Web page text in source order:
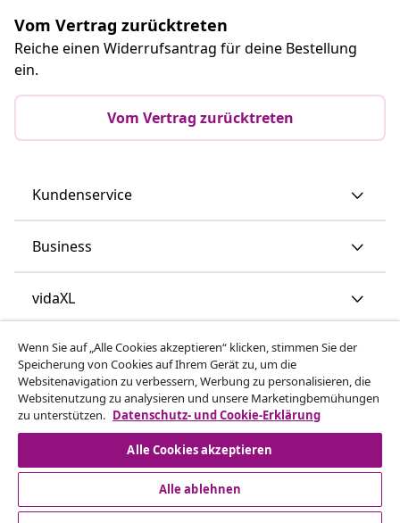
Vom Vertrag zurücktreten
Reiche einen Widerrufsantrag für deine Bestellung
ein.
Vom Vertrag zurücktreten
Kundenservice
Business
vidaXL
Mehr entdecken
© 2008-2026 vidaXL www.vidaxl.de ist eine Webseite von
vidaXL Marketplace Europe B.V.
Wenn Sie auf „Alle Cookies akzeptieren“ klicken, stimmen Sie der
Speicherung von Cookies auf Ihrem Gerät zu, um die
Websitenavigation zu verbessern, Werbung zu personalisieren, die
Websitenutzung zu analysieren und unsere Marketingbemühungen
zu unterstützen. Datenschutz- und Cookie-Erklärung
Alle Cookies akzeptieren
Alle ablehnen